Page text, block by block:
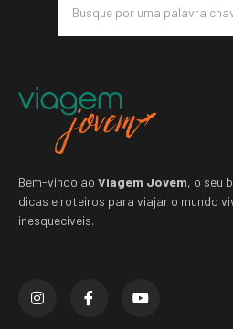
Bem-vindo ao Viagem Jovem, o seu
dicas e roteiros para viajar o mundo
inesquecíveis.